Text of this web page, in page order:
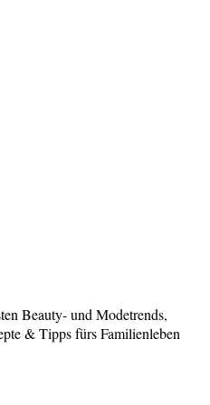
Beauty- und Modetrends,
& Tipps fürs Familienleben